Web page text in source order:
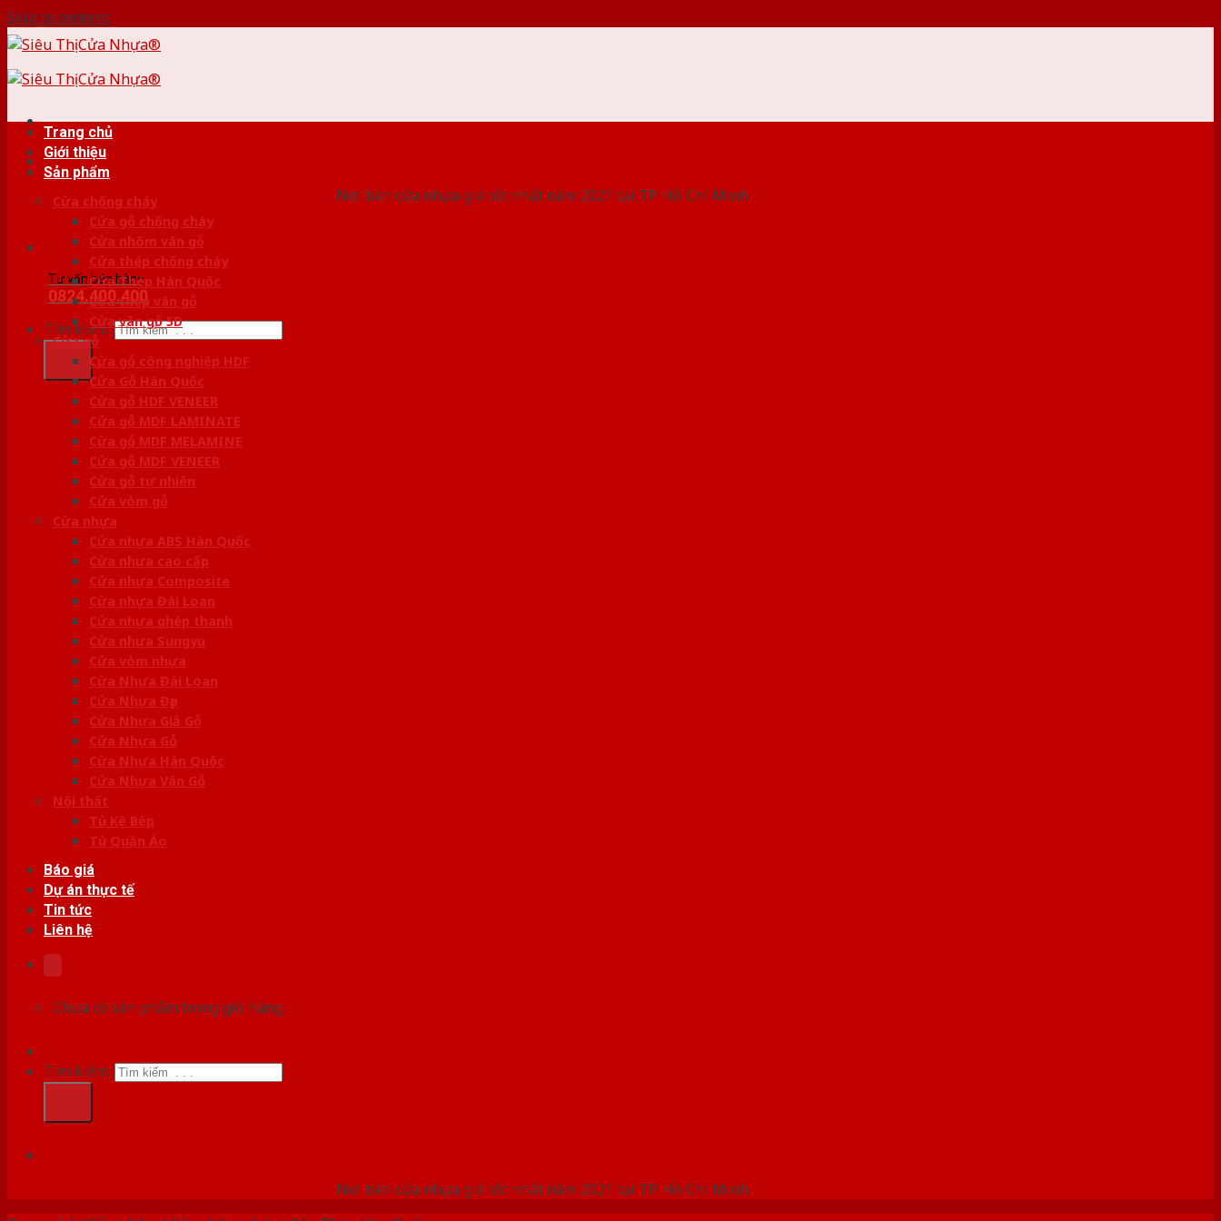
Skip to content
Nơi bán cửa nhựa giá tốt nhất năm 2021 tại TP. Hồ Chí Minh
Tư vấn bán hàng
0824.400.400
Tìm kiếm:
Trang chủ
Giới thiệu
Sản phẩm
Cửa chống cháy
Cửa gỗ chống cháy
Cửa nhôm vân gỗ
Cửa thép chống cháy
Cửa Thép Hàn Quốc
Cửa thép vân gỗ
Cửa vân gỗ 5D
Cửa gỗ
Cửa gỗ công nghiệp HDF
Cửa Gỗ Hàn Quốc
Cửa gỗ HDF VENEER
Cửa gỗ MDF LAMINATE
Cửa gỗ MDF MELAMINE
Cửa gỗ MDF VENEER
Cửa gỗ tự nhiên
Cửa vòm gỗ
Cửa nhựa
Cửa nhựa ABS Hàn Quốc
Cửa nhựa cao cấp
Cửa nhựa Composite
Cửa nhựa Đài Loan
Cửa nhựa ghép thanh
Cửa nhựa Sungyu
Cửa vòm nhựa
Cửa Nhựa Đài Loan
Cửa Nhựa Đẹp
Cửa Nhựa Giả Gỗ
Cửa Nhựa Gỗ
Cửa Nhựa Hàn Quốc
Cửa Nhựa Vân Gỗ
Nội thất
Tủ Kệ Bếp
Tủ Quần Áo
Báo giá
Dự án thực tế
Tin tức
Liên hệ
Chưa có sản phẩm trong giỏ hàng.
Tìm kiếm:
Nơi bán cửa nhựa giá tốt nhất năm 2021 tại TP. Hồ Chí Minh